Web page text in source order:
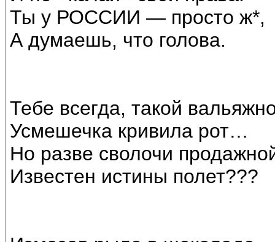
Ты у РОССИИ — просто ж*,
А думаешь, что голова.
Тебе всегда, такой
Усмешечка кривила рот…
Но разве сволочи
Известен истины полет???